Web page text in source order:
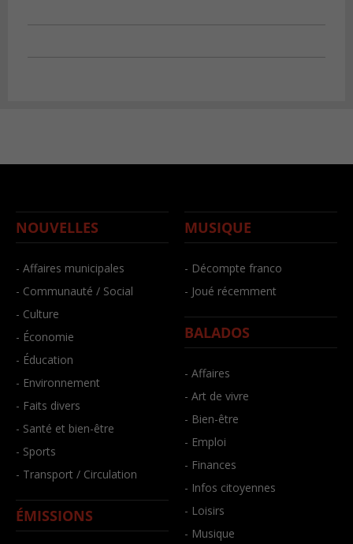
NOUVELLES
- Affaires municipales
- Communauté / Social
- Culture
- Économie
- Éducation
- Environnement
- Faits divers
- Santé et bien-être
- Sports
- Transport / Circulation
ÉMISSIONS
MUSIQUE
- Décompte franco
- Joué récemment
BALADOS
- Affaires
- Art de vivre
- Bien-être
- Emploi
- Finances
- Infos citoyennes
- Loisirs
- Musique